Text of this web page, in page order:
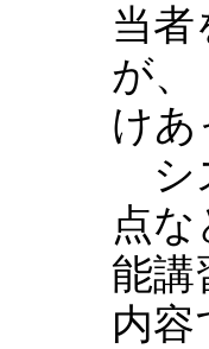
当
が、
けあ
シ
点
能講
内